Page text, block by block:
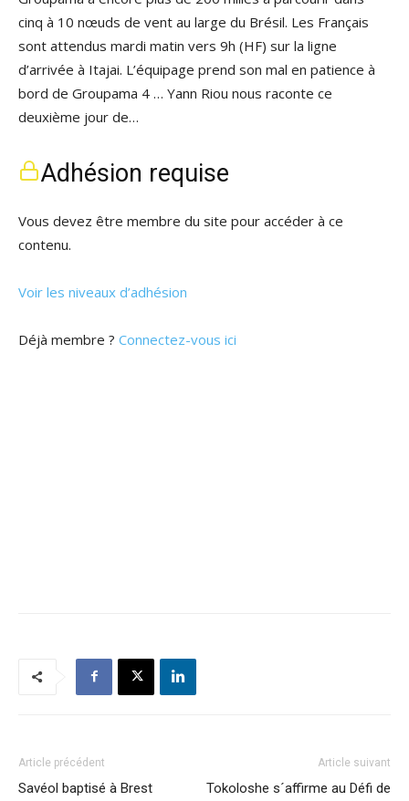
cinq à 10 nœuds de vent au large du Brésil. Les Français
sont attendus mardi matin vers 9h (HF) sur la ligne
d’arrivée à Itajai. L’équipage prend son mal en patience à
bord de Groupama 4 … Yann Riou nous raconte ce
deuxième jour de…
Adhésion requise
Vous devez être membre du site pour accéder à ce
contenu.
Voir les niveaux d’adhésion
Déjà membre ? Connectez-vous ici
Article précédent
Savéol baptisé à Brest
Article suivant
Tokoloshe s´affirme au Défi de